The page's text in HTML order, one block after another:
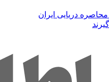
محاصره دریایی ایران